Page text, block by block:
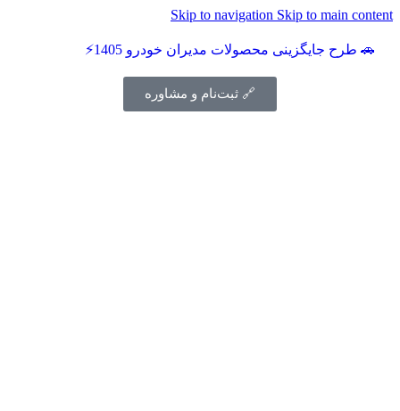
Skip to navigation Skip to main content
🚗 طرح جایگزینی محصولات مدیران خودرو 1405⚡
🔗 ثبت‌نام و مشاوره